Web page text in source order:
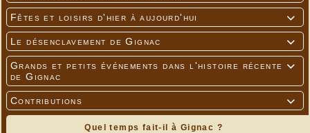

Fêtes et loisirs d'hier à aujourd'hui

Le désenclavement de Gignac

Grands et petits événements dans l'histoire récente
de Gignac

Contributions
Quel temps fait-il à Gignac ?